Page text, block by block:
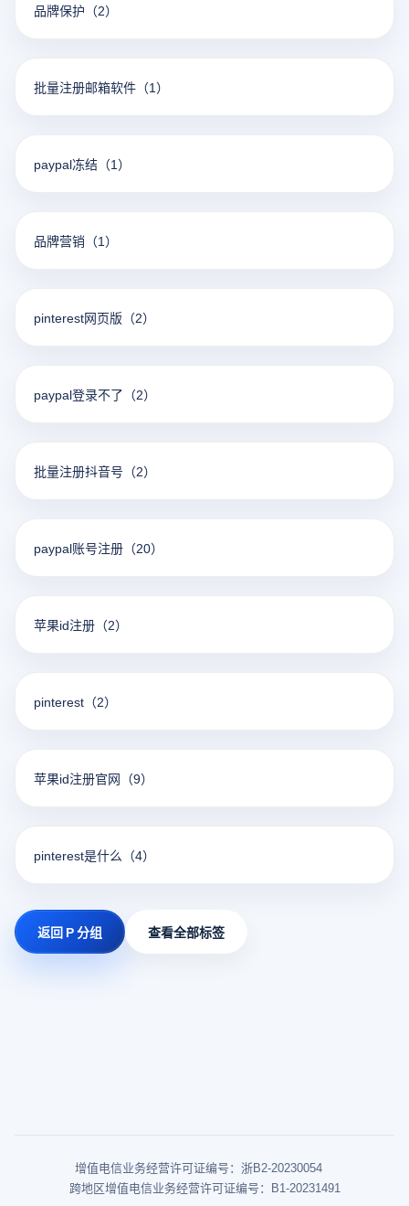
品牌保护 （2）
批量注册邮箱软件 （1）
paypal冻结 （1）
品牌营销 （1）
pinterest网页版 （2）
paypal登录不了 （2）
批量注册抖音号 （2）
paypal账号注册 （20）
苹果id注册 （2）
pinterest （2）
苹果id注册官网 （9）
pinterest是什么 （4）
返回 P 分组 查看全部标签
增值电信业务经营许可证编号：浙B2-20230054
跨地区增值电信业务经营许可证编号：B1-20231491